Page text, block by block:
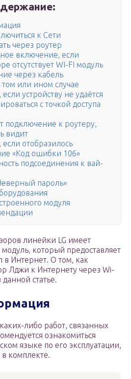
к Сети
через роутер
включение, если
отсутствует WI-FI модуль
через кабель
том или ином случае
если устройству не удаётся
с точкой доступа
подключение к роутеру,
видит
если отобразилось
«Код ошибки 106»
подсоединения к вай-
пароль»
модуля
линейки LG имеет
который предоставляет
в Интернет. О том, как
Лджи к Интернету через Wi-
данной статье.
либо работ, связанных
ознакомиться
языке по его эксплуатации,
в комплекте.